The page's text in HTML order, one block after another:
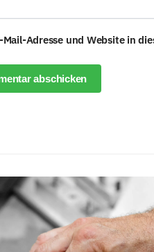
Mail-Adresse und Website in